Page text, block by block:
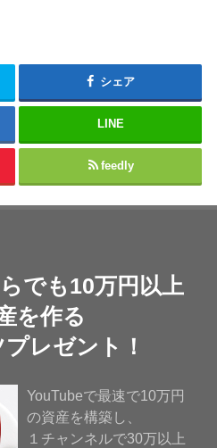
シェア
LINE
feedly
でも10万円以上
を作る
レゼント！
YouTubeで最速で10万円
の資産を構築し、
１チャンネルで30万以上